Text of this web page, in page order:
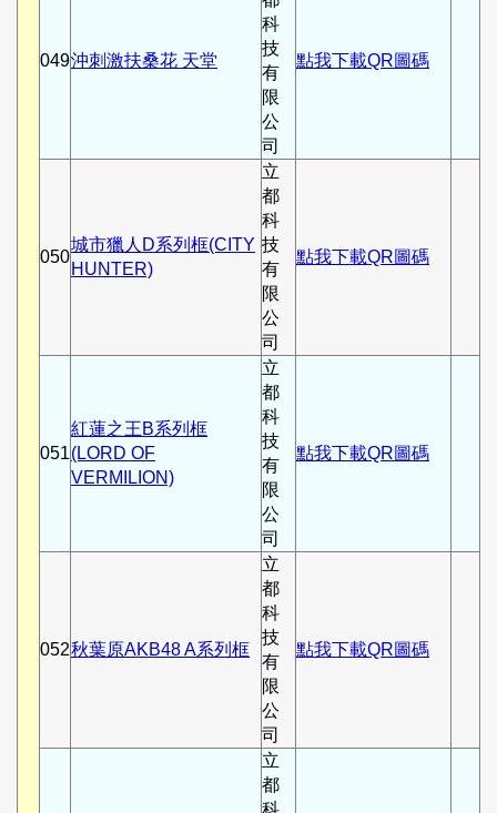
049沖刺激扶桑花 天堂
科
技
有
限
公
司
點我下載QR圖碼
050
城市獵人D系列框(CITY
HUNTER)
立
都
科
技
有
限
公
司
點我下載QR圖碼
051
紅蓮之王B系列框
(LORD OF
VERMILION)
立
都
科
技
有
限
公
司
點我下載QR圖碼
052秋葉原AKB48 A系列框
立
都
科
技
有
限
公
司
點我下載QR圖碼
立
都
科